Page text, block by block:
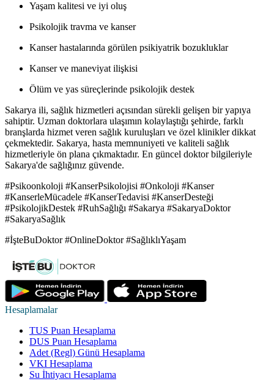
Yaşam kalitesi ve iyi oluş
Psikolojik travma ve kanser
Kanser hastalarında görülen psikiyatrik bozukluklar
Kanser ve maneviyat ilişkisi
Ölüm ve yas süreçlerinde psikolojik destek
Sakarya ili, sağlık hizmetleri açısından sürekli gelişen bir yapıya
sahiptir. Uzman doktorlara ulaşımın kolaylaştığı şehirde, farklı
branşlarda hizmet veren sağlık kuruluşları ve özel klinikler dikkat
çekmektedir. Sakarya, hasta memnuniyeti ve kaliteli sağlık
hizmetleriyle ön plana çıkmaktadır. En güncel doktor bilgileriyle
Sakarya'de sağlığınız güvende.
#Psikoonkoloji #KanserPsikolojisi #Onkoloji #Kanser
#KanserleMücadele #KanserTedavisi #KanserDesteği
#PsikolojikDestek #RuhSağlığı #Sakarya #SakaryaDoktor
#SakaryaSağlık
#İşteBuDoktor #OnlineDoktor #SağlıklıYaşam
Hesaplamalar
TUS Puan Hesaplama
DUS Puan Hesaplama
Adet (Regl) Günü Hesaplama
VKI Hesaplama
Su İhtiyacı Hesaplama